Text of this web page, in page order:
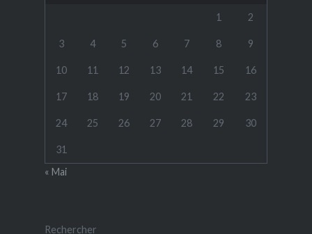
1 2
3 4 5 6 7 8 9
10 11 12 13 14 15 16
17 18 19 20 21 22 23
24 25 26 27 28 29 30
31
« Mai
Rechercher